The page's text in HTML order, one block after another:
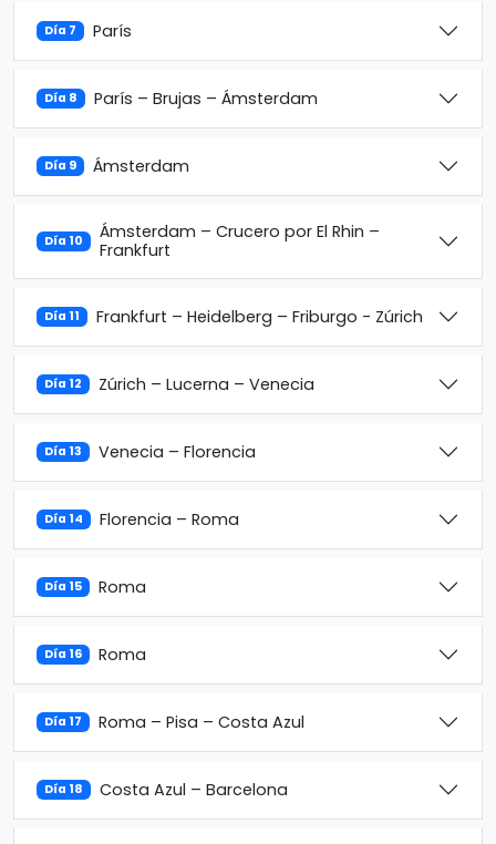
Día 7 París
Día 8 París – Brujas – Ámsterdam
Día 9 Ámsterdam
Día 10
Ámsterdam – Crucero por El Rhin –
Frankfurt
Día 11 Frankfurt – Heidelberg – Friburgo - Zúrich
Día 12 Zúrich – Lucerna – Venecia
Día 13 Venecia – Florencia
Día 14 Florencia – Roma
Día 15 Roma
Día 16 Roma
Día 17 Roma – Pisa – Costa Azul
Día 18 Costa Azul – Barcelona